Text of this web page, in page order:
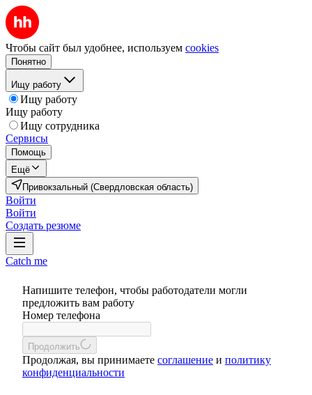
Чтобы сайт был удобнее, используем cookies
Понятно
Ищу работу
Ищу работу
Ищу работу
Ищу сотрудника
Сервисы
Помощь
Ещё
Привокзальный (Свердловская область)
Войти
Войти
Создать резюме
Catch me
Напишите телефон, чтобы работодатели могли
предложить вам работу
Номер телефона
Продолжить
Продолжая, вы принимаете соглашение и политику
конфиденциальности